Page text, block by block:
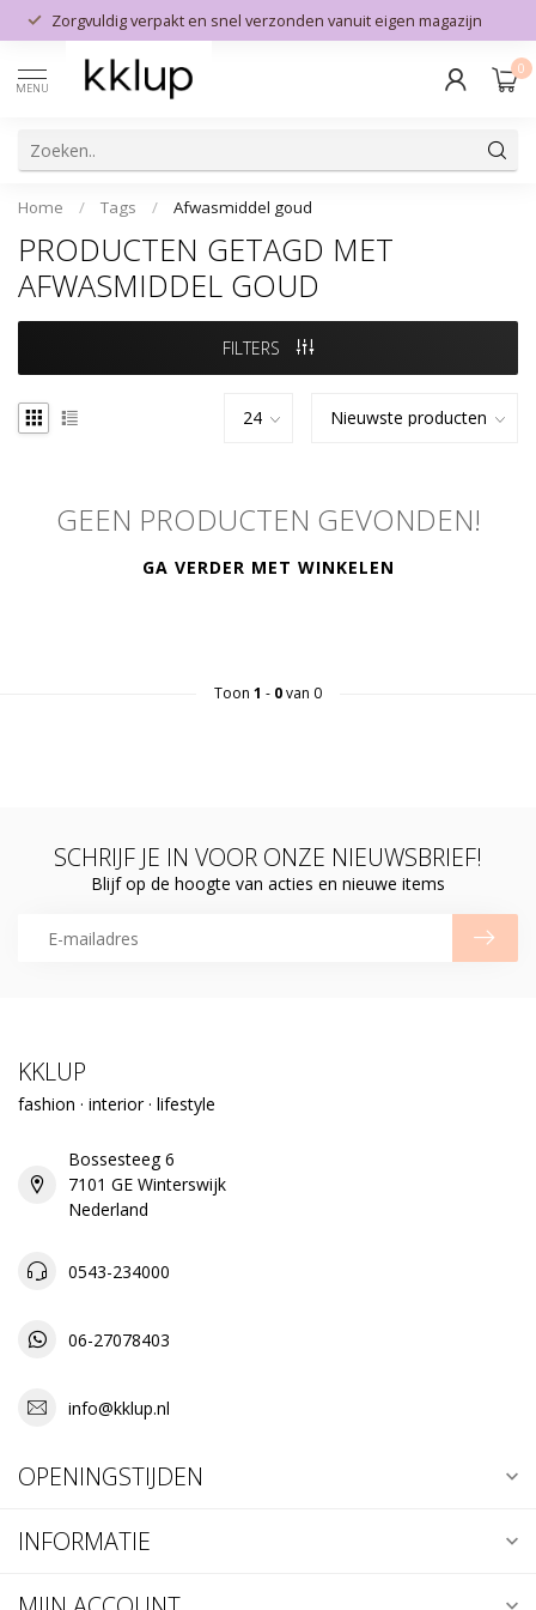
Zorgvuldig verpakt en snel verzonden vanuit eigen magazijn
MENU
0
Home / Tags / Afwasmiddel goud
PRODUCTEN GETAGD MET
AFWASMIDDEL GOUD
FILTERS
GEEN PRODUCTEN GEVONDEN!
GA VERDER MET WINKELEN
Toon 1 - 0van 0
SCHRIJF JE IN VOOR ONZE NIEUWSBRIEF!
Blijf op de hoogte van acties en nieuwe items
KKLUP
fashion · interior · lifestyle
Bossesteeg 6
7101 GE Winterswijk
Nederland
0543-234000
06-27078403
info@kklup.nl
OPENINGSTIJDEN
INFORMATIE